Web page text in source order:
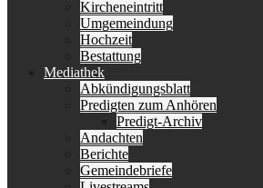
Kircheneintritt
Umgemeindung
Hochzeit
Bestattung
Mediathek
Abkündigungsblatt
Predigten zum Anhören
Predigt-Archiv
Andachten
Berichte
Gemeindebriefe